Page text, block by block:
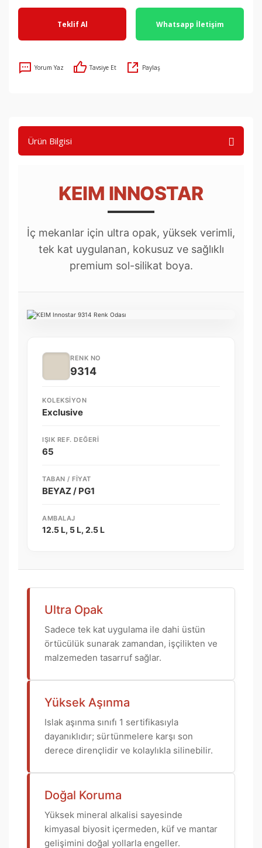
Teklif Al Whatsapp İletişim
Yorum Yaz Tavsiye Et Paylaş
Ürün Bilgisi
KEIM INNOSTAR
İç mekanlar için ultra opak, yüksek verimli,
tek kat uygulanan, kokusuz ve sağlıklı
premium sol-silikat boya.
RENK NO
9314
KOLEKSIYON
Exclusive
IŞIK REF. DEĞERI
65
TABAN / FIYAT
BEYAZ / PG1
AMBALAJ
12.5 L, 5 L, 2.5 L
Ultra Opak
Sadece tek kat uygulama ile dahi üstün
örtücülük sunarak zamandan, işçilikten ve
malzemeden tasarruf sağlar.
Yüksek Aşınma
Islak aşınma sınıfı 1 sertifikasıyla
dayanıklıdır; sürtünmelere karşı son
derece dirençlidir ve kolaylıkla silinebilir.
Doğal Koruma
Yüksek mineral alkalisi sayesinde
kimyasal biyosit içermeden, küf ve mantar
gelişimini doğal yollarla engeller.